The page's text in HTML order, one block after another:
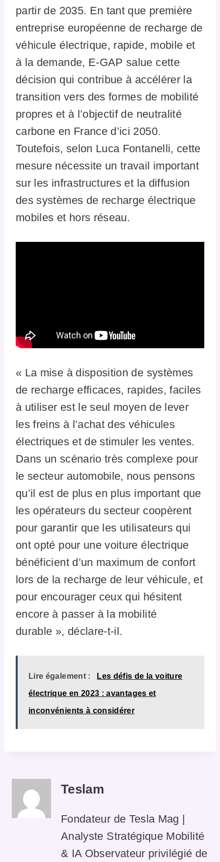
partir de 2035. En tant que première
entreprise européenne de recharge de
véhicule électrique, rapide, mobile et
à la demande, E-GAP salue cette
décision qui contribue à accélérer la
transition vers des formes de mobilité
propres et à l’objectif de neutralité
carbone en France d’ici 2050.
Toutefois, selon Luca Fontanelli, cette
mesure nécessite un travail important
sur les infrastructures et la diffusion
des systèmes de recharge électrique
mobiles et hors réseau.
« La mise à disposition de systèmes
de recharge efficaces, rapides, faciles
à utiliser est le seul moyen de lever
les freins à l’achat des véhicules
électriques et de stimuler les ventes.
Dans un scénario très complexe pour
le secteur automobile, nous pensons
qu’il est de plus en plus important que
les opérateurs du secteur coopèrent
pour garantir que les utilisateurs qui
ont opté pour une voiture électrique
bénéficient d’un maximum de confort
lors de la recharge de leur véhicule, et
pour encourager ceux qui hésitent
encore à passer à la mobilité
durable », déclare-t-il.
Lire également : Les défis de la voiture
électrique en 2023 : avantages et
inconvénients à considérer
Teslam
Fondateur de Tesla Mag |
Analyste Stratégique Mobilité
& IA Observateur privilégié de